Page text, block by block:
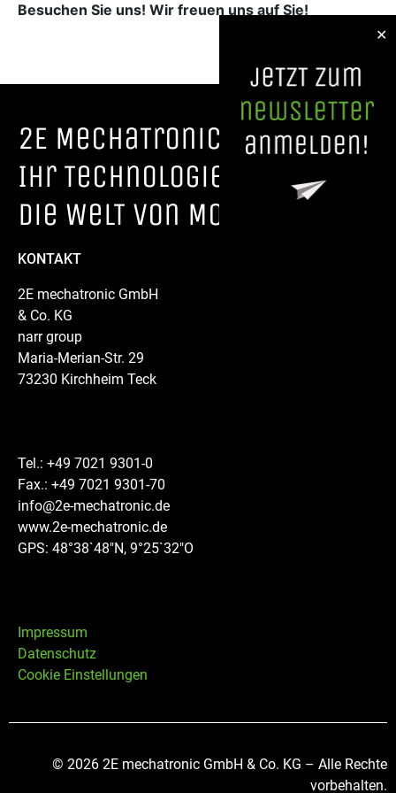
Besuchen Sie uns! Wir freuen uns auf Sie!
2E MechaTronic.
Ihr TechnologieparTner für
die WelT von Morgen
KONTAKT
2E mechatronic GmbH
& Co. KG
narr group
Maria-Merian-Str. 29
73230 Kirchheim Teck
Tel.: +49 7021 9301-0
Fax.: +49 7021 9301-70
info@2e-mechatronic.de
www.2e-mechatronic.de
GPS: 48°38`48″N, 9°25`32″O
Impressum
Datenschutz
Cookie Einstellungen
© 2026 2E mechatronic GmbH & Co. KG – Alle Rechte
vorbehalten.
✕